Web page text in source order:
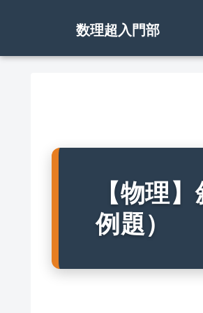
数理超入門部
【物理
例題）